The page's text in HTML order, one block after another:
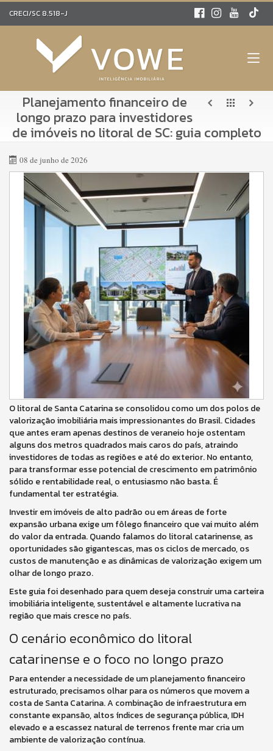
CRECI/SC 8.518-J
Planejamento financeiro de
longo prazo para investidores
de imóveis no litoral de SC: guia completo
08 de junho de 2026
O litoral de Santa Catarina se consolidou como um dos polos de
valorização imobiliária mais impressionantes do Brasil. Cidades
que antes eram apenas destinos de veraneio hoje ostentam
alguns dos metros quadrados mais caros do país, atraindo
investidores de todas as regiões e até do exterior. No entanto,
para transformar esse potencial de crescimento em patrimônio
sólido e rentabilidade real, o entusiasmo não basta. É
fundamental ter estratégia.
Investir em imóveis de alto padrão ou em áreas de forte
expansão urbana exige um fôlego financeiro que vai muito além
do valor da entrada. Quando falamos do litoral catarinense, as
oportunidades são gigantescas, mas os ciclos de mercado, os
custos de manutenção e as dinâmicas de valorização exigem um
olhar de longo prazo.
Este guia foi desenhado para quem deseja construir uma carteira
imobiliária inteligente, sustentável e altamente lucrativa na
região que mais cresce no país.
O cenário econômico do litoral
catarinense e o foco no longo prazo
Para entender a necessidade de um planejamento financeiro
estruturado, precisamos olhar para os números que movem a
costa de Santa Catarina. A combinação de infraestrutura em
constante expansão, altos índices de segurança pública, IDH
elevado e a escassez natural de terrenos frente mar cria um
ambiente de valorização contínua.